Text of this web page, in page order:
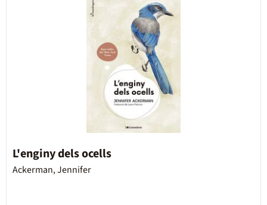
L'enginy dels ocells
Ackerman, Jennifer